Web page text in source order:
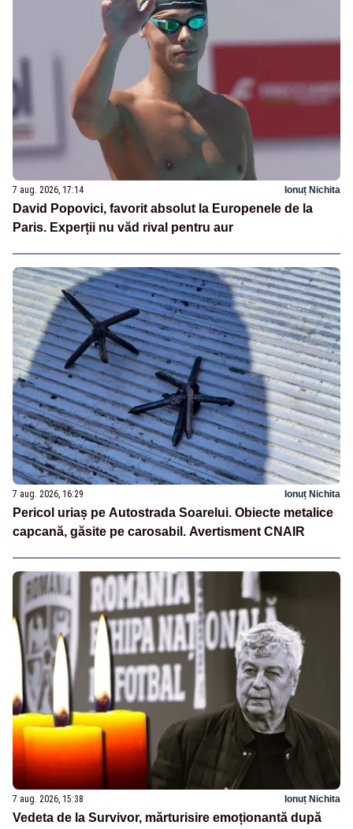
7 aug. 2026, 17:14 Ionuț Nichita
David Popovici, favorit absolut la Europenele de la
Paris. Experții nu văd rival pentru aur
7 aug. 2026, 16:29 Ionuț Nichita
Pericol uriaș pe Autostrada Soarelui. Obiecte metalice
capcană, găsite pe carosabil. Avertisment CNAIR
7 aug. 2026, 15:38 Ionuț Nichita
Vedeta de la Survivor, mărturisire emoționantă după